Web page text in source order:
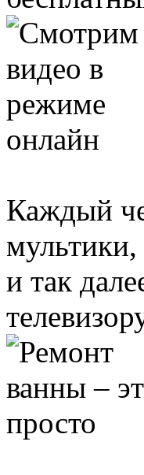
Каждый
мультики,
и так